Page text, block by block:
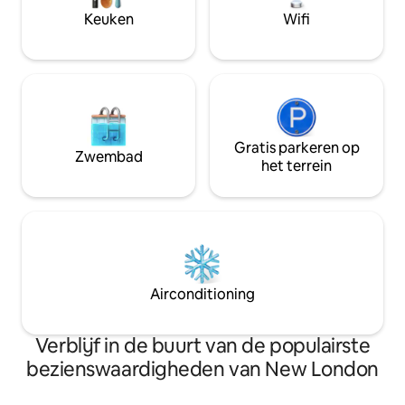
in de gebieden. Let OP er zijn trappen
en een bad op pootjes die de toegang
de kust. Ontdek
graag verblijven.
Keuken Wifi
Zwembad
Gratis parkeren op
het terrein
Airconditioning
Verblijf in de buurt van de populairste
bezienswaardigheden van New London